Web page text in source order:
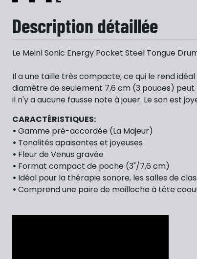
Description détaillée
Le Meinl Sonic Energy Pocket Steel Tongue
Il a une taille très compacte, ce qui le rend
diamètre de seulement 7,6 cm (3 pouces)
il n'y a aucune fausse note à jouer. Le son est
CARACTÉRISTIQUES:
• Gamme pré-accordée (La Majeur)
• Tonalités apaisantes et joyeuses
• Fleur de Venus gravée
• Format compact de poche (3"/7,6 cm)
• Idéal pour la thérapie sonore, les salles de
• Comprend une paire de mailloche à tête